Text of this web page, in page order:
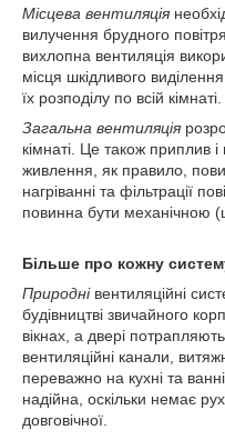
Місцева вентиляція
вилучення брудного
вихлопна вентиляція
місця шкідливого
їх розподілу по всій кімнаті.
Загальна вентиляція
кімнаті. Це також приплив
живлення, як правило,
нагріванні та фільтрації
повинна бути механічною
Більше про кожну
Природнівентиляційні
будівництві звичайного
вікнах, а двері
вентиляційні канали,
переважно на кухні та
надійна, оскільки немає
довговічної.